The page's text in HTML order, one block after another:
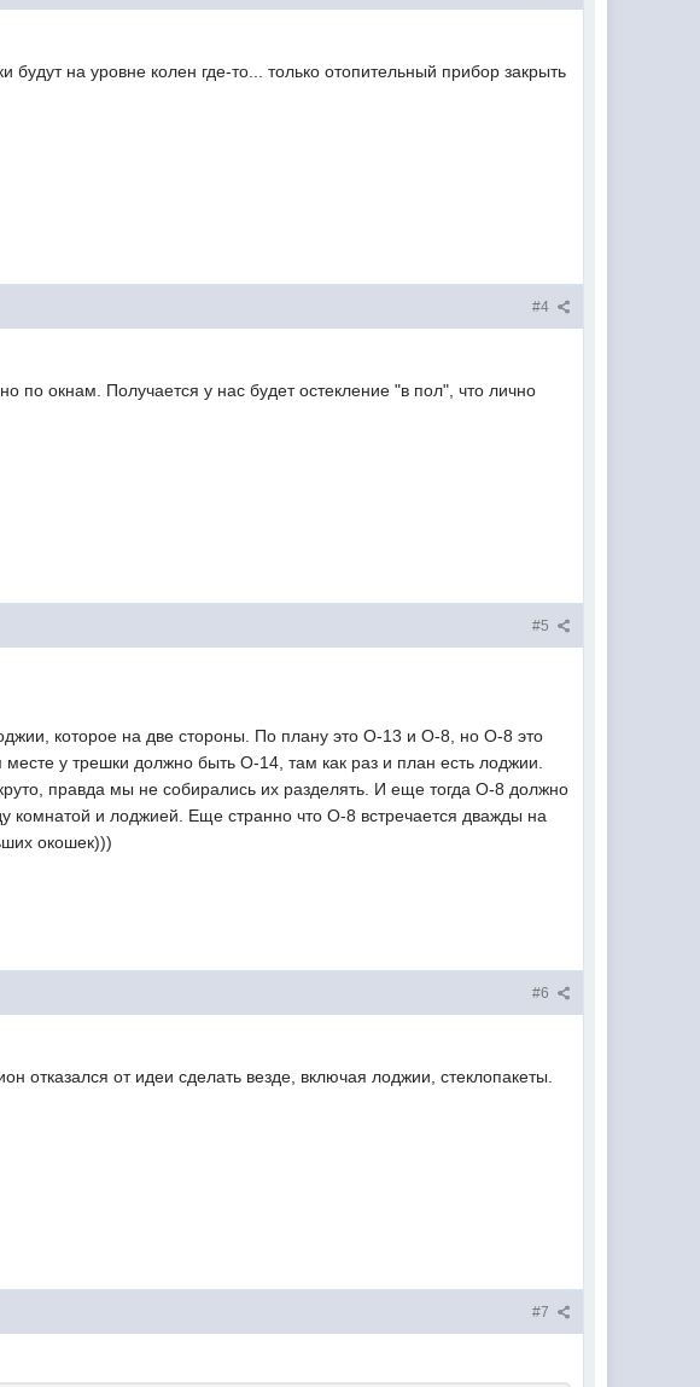
на уровне колен где-то... только отопительный прибор закрыть
#4
окнам. Получается у нас будет остекление "в пол", что лично
#5
которое на две стороны. По плану это О-13 и О-8, но О-8 это
у трешки должно быть О-14, там как раз и план есть лоджии.
правда мы не собирались их разделять. И еще тогда О-8 должно
комнатой и лоджией. Еще странно что О-8 встречается дважды на
окошек)))
#6
отказался от идеи сделать везде, включая лоджии, стеклопакеты.
#7